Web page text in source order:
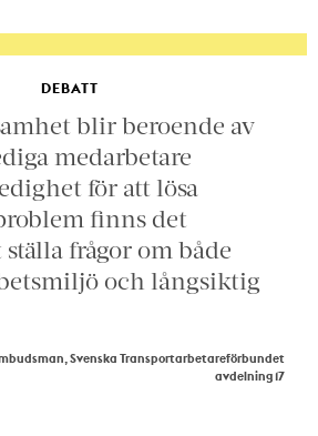
DEBATT
blir beroende av
medarbetare
för att lösa
finns det
frågor om både
och långsiktig
Svenska Transportarbetareförbundet
avdelning 17